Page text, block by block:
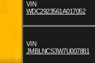
VIN
WDC2923561A017052
VIN
JMBLNCS3W7U007881